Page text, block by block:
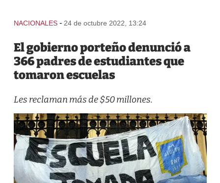
NACIONALES - 24 de octubre 2022, 13:24
El gobierno porteño denunció a
366 padres de estudiantes que
tomaron escuelas
Les reclaman más de $50 millones.